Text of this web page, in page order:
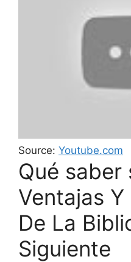
Source: Youtube.com
Qué saber
Ventajas
De La
Siguiente